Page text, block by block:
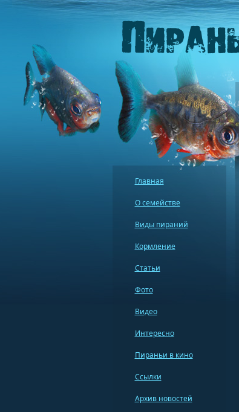
Главная
О семействе
Виды пираний
Кормление
Статьи
Фото
Видео
Интересно
Пираньи в кино
Ссылки
Архив новостей